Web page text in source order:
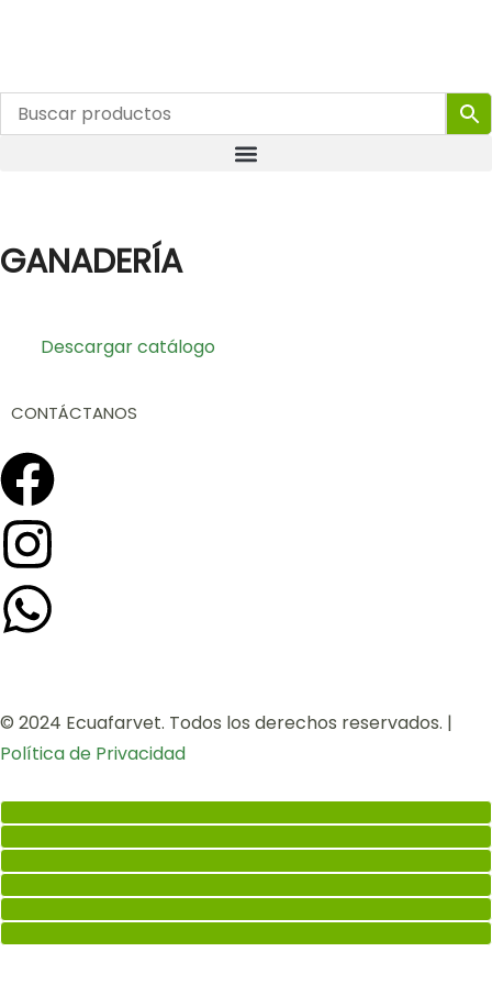
GANADERÍA
Descargar catálogo
CONTÁCTANOS
© 2024 Ecuafarvet. Todos los derechos reservados. |
Política de Privacidad